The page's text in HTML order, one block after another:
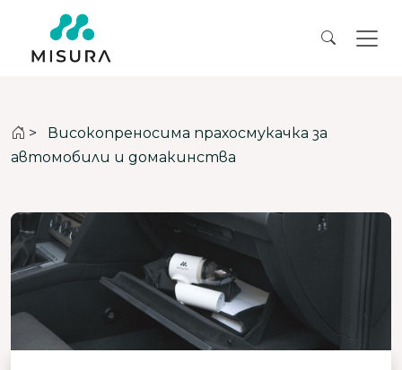
>
Високопреносима прахосмукачка за
автомобили и домакинства